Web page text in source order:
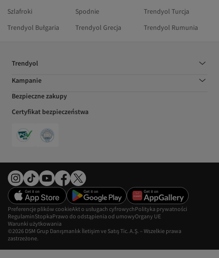
Szlafroki
Spodnie
Trendyol Turcja
Trendyol Bułgaria
Trendyol Grecja Trendyol Rumunia
Trendyol
Kampanie
Bezpieczne zakupy
Certyfikat bezpieczeństwa
©2026 DSM Grup Danışmanlık İletişim ve Satış Tic. A.Ş. – Wszelkie prawa
zastrzeżone.
Preferencje plików cookieAkt o usługach cyfrowychPolityka prywatności
RegulaminStopkaPrawo do odstąpienia od umowyOrgany UE
Warunki użytkowania